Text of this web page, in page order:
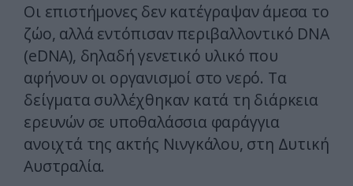
Οι επιστήμονες δεν κατέγραψαν άμεσα το
ζώο, αλλά εντόπισαν περιβαλλοντικό DNA
(eDNA), δηλαδή γενετικό υλικό που
αφήνουν οι οργανισμοί στο νερό. Τα
δείγματα συλλέχθηκαν κατά τη διάρκεια
ερευνών σε υποθαλάσσια φαράγγια
ανοιχτά της ακτής Νινγκάλου, στη Δυτική
Αυστραλία.